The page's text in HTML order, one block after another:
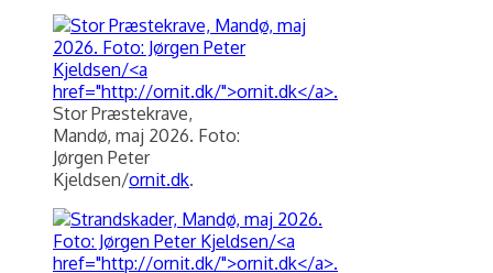
Stor Præstekrave,
Mandø, maj 2026. Foto:
Jørgen Peter
Kjeldsen/ornit.dk.